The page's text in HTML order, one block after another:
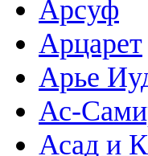
Арсуф
Арцарет
Арье
Ас-
Асад и